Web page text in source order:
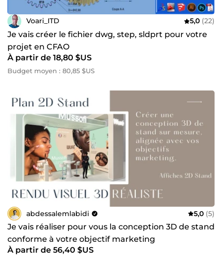
Voari_ITD 5,0 (22)
Je vais créer le fichier dwg, step, sldprt pour votre
projet en CFAO
À partir de 18,80 $US
Budget moyen : 80,85 $US
abdessalemlabidi 5,0 (5)
Je vais réaliser pour vous la conception 3D de stand
conforme à votre objectif marketing
À partir de 56,40 $US